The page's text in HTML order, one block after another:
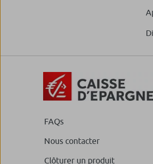
FAQs
Nous contacter
Clôturer un produit